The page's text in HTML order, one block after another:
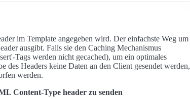
im Template angegeben wird. Der einfachste Weg um
ausgibt. Falls sie den Caching Mechanismus
Tags werden nicht gecached), um ein optimales
des Headers keine Daten an den Client gesendet werden,
werden.
Content-Type header zu senden